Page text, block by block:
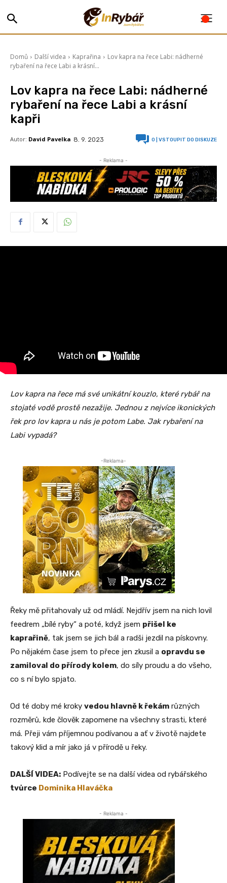
Domů Další videa Kaprařina
Lov kapra na řece Labi: nádherné
rybaření na řece Labi a krásní...
Lov kapra na řece Labi: nádherné
rybaření na řece Labi a krásní
kapři
Autor: David Pavelka 8. 9. 2023 0 | VSTOUPIT DO DISKUZE
- Reklama -
Lov kapra na řece má své unikátní kouzlo, které rybář na
stojaté vodě prostě nezažije. Jednou z nejvíce ikonických
řek pro lov kapra u nás je potom Labe. Jak rybaření na
Labi vypadá?
-Reklama-
Řeky mě přitahovaly už od mládí. Nejdřív jsem na nich lovil
feedrem „bílé ryby“ a poté, když jsem přišel ke
kaprařině, tak jsem se jich bál a radši jezdil na pískovny.
Po nějakém čase jsem to přece jen zkusil a opravdu se
zamiloval do přírody kolem, do síly proudu a do všeho,
co s ní bylo spjato.
Od té doby mé kroky vedou hlavně k řekám různých
rozměrů, kde člověk zapomene na všechny strasti, které
má. Přeji vám příjemnou podívanou a ať v životě najdete
takový klid a mír jako já v přírodě u řeky.
DALŠÍ VIDEA: Podívejte se na další videa od rybářského
tvůrce Dominika Hlaváčka
- Reklama -